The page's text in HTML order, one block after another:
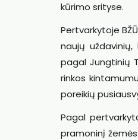
kūrimo srityse.
Pertvarkytoje
naujų uždavinių,
pagal Jungtinių
rinkos
poreikių
Pagal
pramoninį